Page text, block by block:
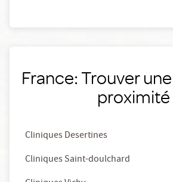
France: Trouver
proximité
Cliniques Desertines
Cliniques Saint-doulchard